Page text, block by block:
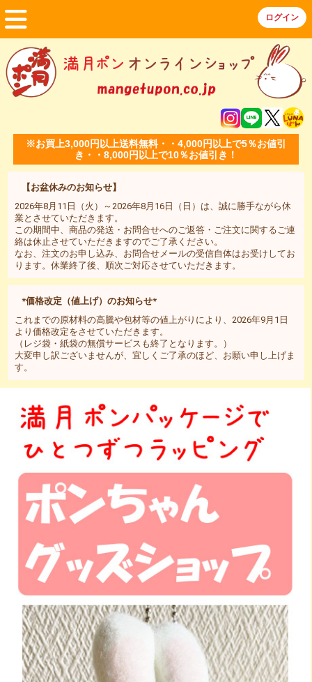
※お買上3,000円以上送料無料・・4,000円以上で5％お値引
き・・8,000円以上で10％お値引き！
【お盆休みのお知らせ】
2026年8月11日（火）～2026年8月16日（日）は、誠に勝手ながら休
業とさせていただきます。
この期間中、商品の発送・お問合せへのご返答・ご注文に関するご連
絡は休止させていただきますのでご了承ください。
なお、注文のお申し込み、お問合せメールの受信自体はお受けしてお
ります。休業終了後、順次ご対応させていただきます。
*価格改定（値上げ）のお知らせ*
これまでの原材料の高騰や包材等の値上がりにより、2026年9月1日
より価格改定をさせていただきます。
（レジ袋・紙袋の無償サービスも終了となります。）
大変申し訳ございませんが、宜しくご了承のほど、お願い申し上げま
す。